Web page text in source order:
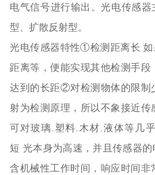
电气信号进行输出。光电传感
型、扩散反射型。
光电传感器特性①检测距离长 如
距离等，便能实现其他检测手段
达到的长距②对检测物体的限制
射为检测原理，所以不象接近
可对玻璃.塑料.木材.液体等几
短 光本身为高速，并且传感器
含机械性工作时间，响应时间